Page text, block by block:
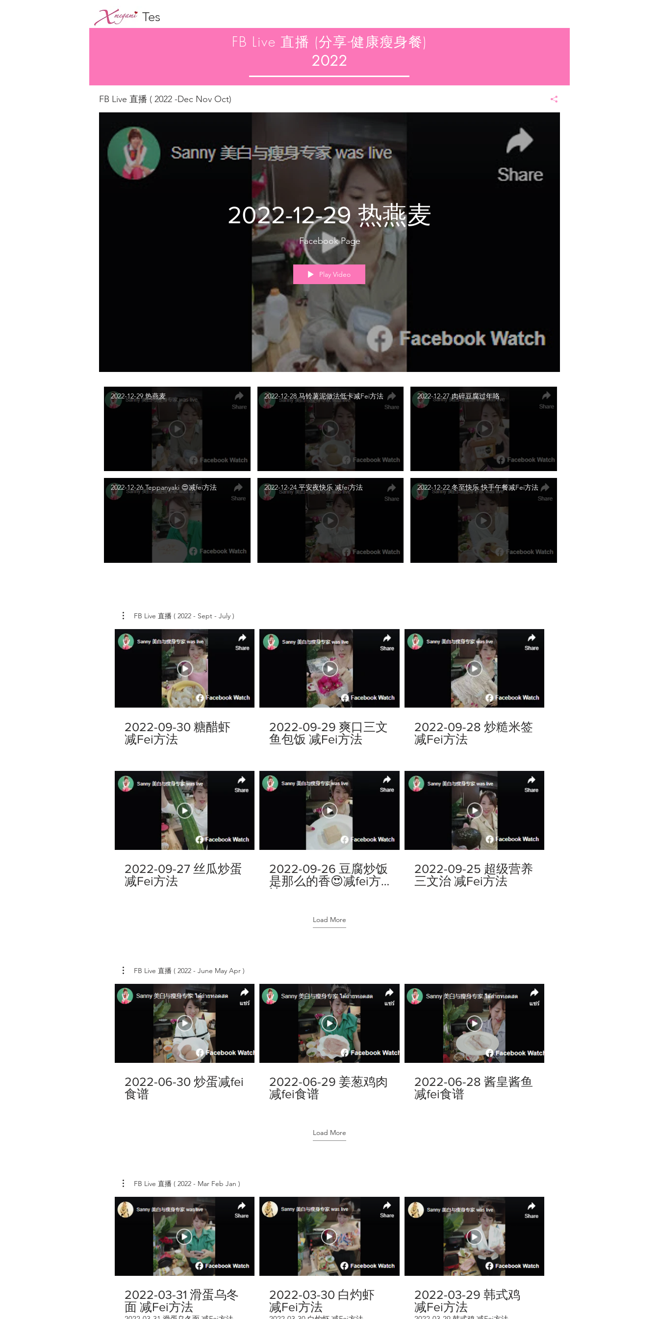
Tes
FB Live 直播 (分享-健康瘦身餐)
2022
FB Live 直播 ( 2022 -Dec Nov Oct)
2022-12-29 热燕麦
Facebook Page
Play Video
2022-12-29 热燕麦 2022-12-28 马铃薯泥做法低卡减Fei方法 2022-12-27 肉碎豆腐过年咯
2022-12-26 Teppanyaki 😍减fei方法 2022-12-24 平安夜快乐 减fei方法 2022-12-22 冬至快乐 快手午餐减Fei方法
FB Live 直播 ( 2022 - Sept - July )
2022-09-30 糖醋虾
减Fei方法
2022-09-29 爽口三文
鱼包饭 减Fei方法
2022-09-28 炒糙米签
减Fei方法
2022-09-27 丝瓜炒蛋
减Fei方法
2022-09-26 豆腐炒饭
是那么的香😍减fei方
法
2022-09-25 超级营养
三文治 减Fei方法
Load More
FB Live 直播 ( 2022 - June May Apr )
2022-06-30 炒蛋减fei
食谱
2022-06-29 姜葱鸡肉
减fei食谱
2022-06-28 酱皇酱鱼
减fei食谱
Load More
FB Live 直播 ( 2022 - Mar Feb Jan )
2022-03-31 滑蛋乌冬
面 减Fei方法
2022-03-30 白灼虾
减Fei方法
2022-03-29 韩式鸡
减Fei方法